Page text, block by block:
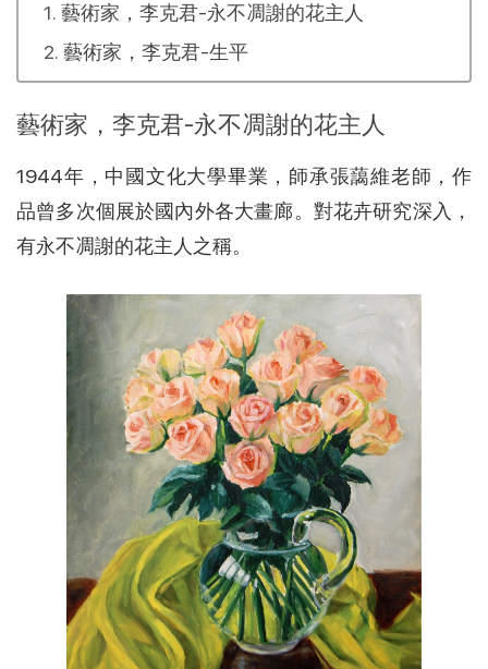
藝術家，李克君-永不凋謝的花主人
藝術家，李克君-生平
藝術家，李克君-永不凋謝的花主人
1944年，中國文化大學畢業，師承張藹維老師，作
品曾多次個展於國內外各大畫廊。對花卉研究深入，
有永不凋謝的花主人之稱。